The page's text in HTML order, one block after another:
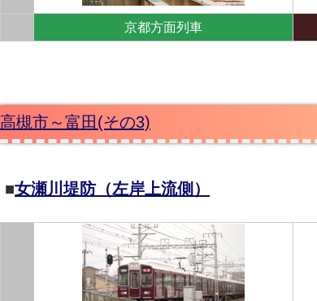
京都方面列車
高槻市～富田(その3)
■女瀬川堤防（左岸上流側）